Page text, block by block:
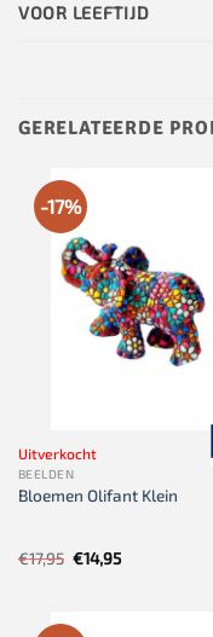
VOOR LEEFTIJD
GERELATEERDE
-17%
Uitverkocht
BEELDEN
Bloemen Olifant Klein
€17,95 Oorspronkelijke
prijs
€14,95Huidige